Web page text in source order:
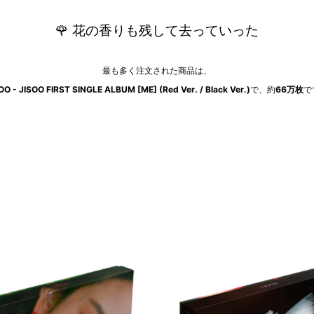
🌹 花の香りも残して去っていった
最も多く注文された商品は、
- JISOO FIRST SINGLE ALBUM [ME] (Red Ver. / Black Ver.)で、約66万枚で